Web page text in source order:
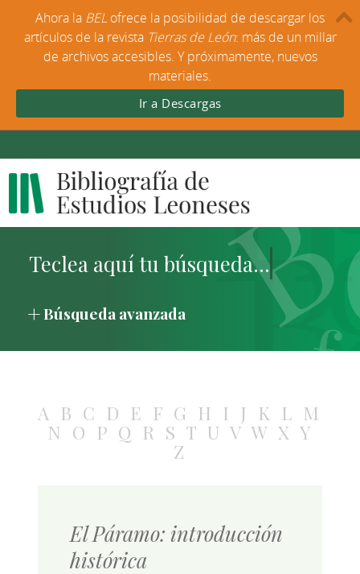
Búsqueda avanzada
A B C D E F G H I J K L M
N O P Q R S T U V W X Y
Z
El Páramo: introducción
histórica
Ahora la BEL ofrece la posibilidad de descargar los
artículos de la revista Tierras de León: más de un millar
de archivos accesibles. Y próximamente, nuevos
materiales.
Ir a Descargas